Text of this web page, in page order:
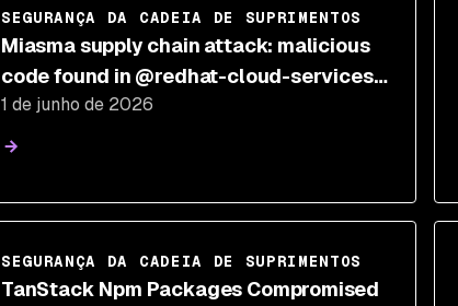
SEGURANÇA DA CADEIA DE SUPRIMENTOS
Miasma supply chain attack: malicious
code found in @redhat-cloud-services
npm packages
1 de junho de 2026
SEGURANÇA DA CADEIA DE SUPRIMENTOS
TanStack Npm Packages Compromised